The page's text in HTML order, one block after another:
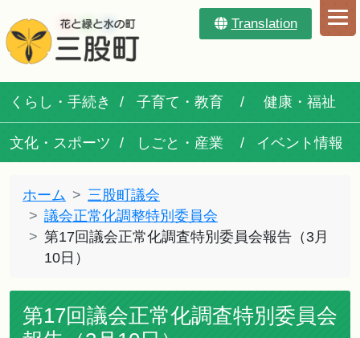
Translation
くらし・手続き 子育て・教育 健康・福祉
文化・スポーツ しごと・産業 イベント情報
ホーム
三股町議会
議会正常化調整特別委員会
第17回議会正常化調査特別委員会報告（3月
10日）
第17回議会正常化調査特別委員会